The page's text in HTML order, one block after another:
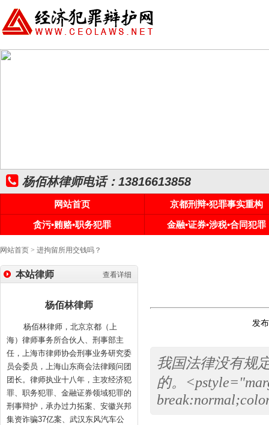
杨佰林律师电话：13816613858
网站首页
京都刑辩•犯罪事实重构
贪污•贿赂•职务犯罪
金融•证券•涉税•合同犯罪
网站首页 > 进拘留所用交钱吗？
查看详细
本站律师
杨佰林律师
杨佰林律师，北京京都（上
海）律师事务所合伙人、刑事部主
任，上海市律师协会刑事业务研究委
员会委员，上海山东商会法律顾问团
团长。律师执业十八年，主攻经济犯
罪、职务犯罪、金融证券领域犯罪的
刑事辩护，承办过力拓案、安徽兴邦
集资诈骗37亿案、武汉东风汽车公
发
我国法律没有规
的。